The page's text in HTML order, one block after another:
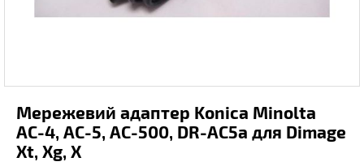
Мережевий адаптер Konica Minolta
AC-4, AC-5, AC-500, DR-AC5a для Dimage
Xt, Xg, X